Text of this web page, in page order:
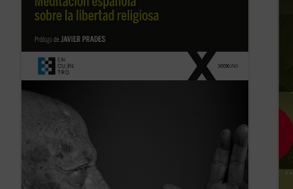
homenaje a su figura. Tal y como señala
D. Javier Prades, prologuista de esta
nueva edición, en la parte final de su
texto este «muta en una especie de
pequeña ...